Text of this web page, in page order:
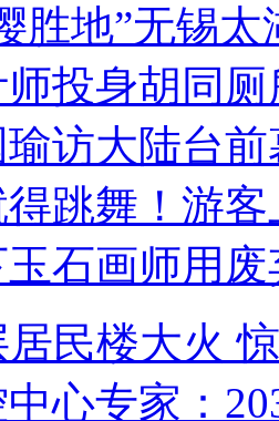
胜地”无锡
投身胡同
访大陆台
跳舞！游客
石画师用
居民楼大火
心专家：